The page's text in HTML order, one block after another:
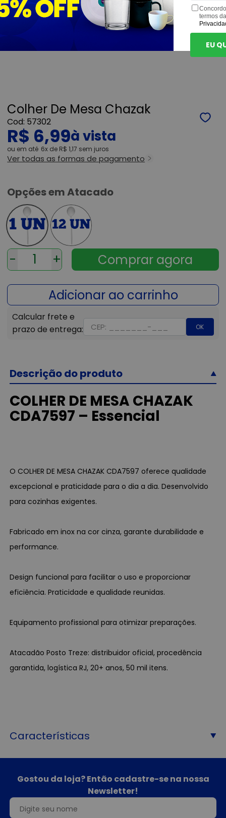
Colher De Mesa Chazak
57302
R$ 6,99
ou 6x de R$ 1,17 sem juros
Ver todas as formas de pagamento
Opções em Atacado
- +
OK
Descrição do produto
COLHER DE MESA CHAZAK
CDA7597 – Essencial
O COLHER DE MESA CHAZAK CDA7597 oferece qualidade
excepcional e praticidade para o dia a dia. Desenvolvido
para cozinhas exigentes.
Fabricado em inox na cor cinza, garante durabilidade e
performance.
Design funcional para facilitar o uso e proporcionar
eficiência. Praticidade e qualidade reunidas.
Equipamento profissional para otimizar preparações.
Atacadão Posto Treze: distribuidor oficial, procedência
garantida, logística RJ, 20+ anos, 50 mil itens.
Características
Gostou da loja? Então cadastre-se na nossa
Newsletter!
termos
EU